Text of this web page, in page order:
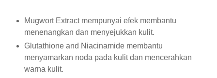
Mugwort Extract mempunyai efek membantu
menenangkan dan menyejukkan kulit.
Glutathione and Niacinamide membantu
menyamarkan noda pada kulit dan mencerahkan
warna kulit.